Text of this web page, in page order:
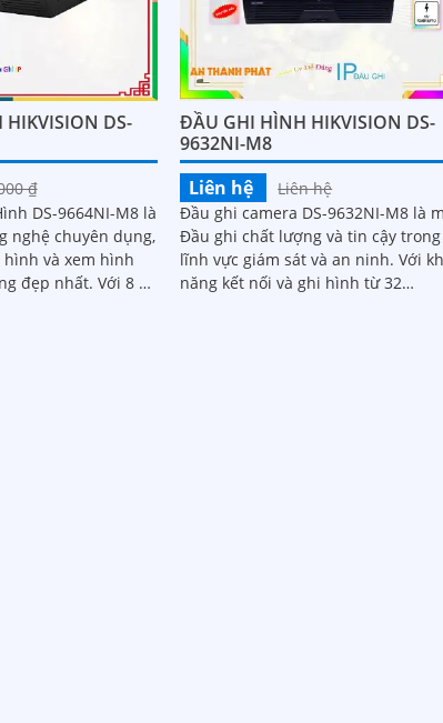
DS-
₫
DS-9664NI-M8 là
nghệ chuyên dụng,
và xem hình
nhất. Với 8 ổ
ĐẦU GHI HÌNH HIKVISION DS-
9632NI-M8
Liên hệ
Liên hệ
Đầu ghi camera DS-9632NI-M8 là
Đầu ghi chất lượng và tin cậy trong
lĩnh vực giám sát và an ninh. Với khả
năng kết nối và ghi hình từ 32